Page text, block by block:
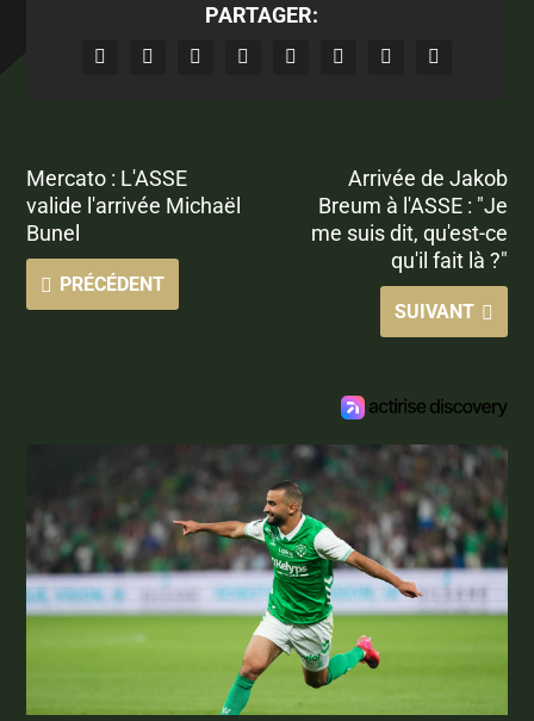
PARTAGER:
Mercato : L'ASSE
valide l'arrivée Michaël
Bunel
PRÉCÉDENT
Arrivée de Jakob
Breum à l'ASSE : "Je
me suis dit, qu'est-ce
qu'il fait là ?"
SUIVANT